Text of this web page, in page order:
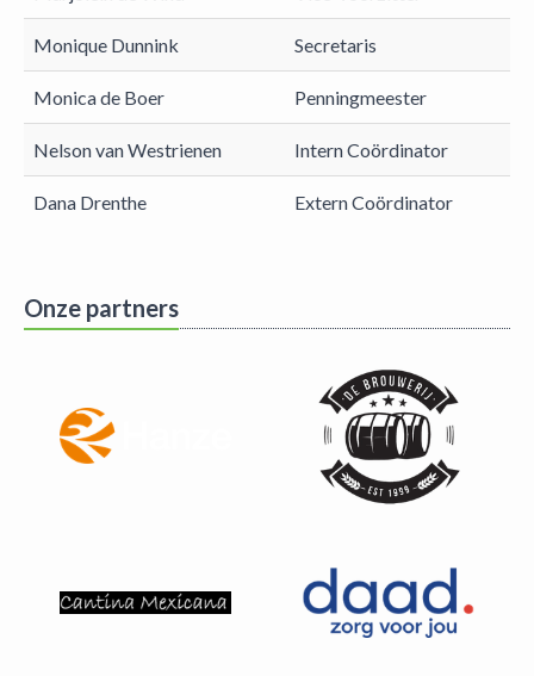
Monique Dunnink Secretaris
Monica de Boer Penningmeester
Nelson van Westrienen Intern Coördinator
Dana Drenthe Extern Coördinator
Onze partners